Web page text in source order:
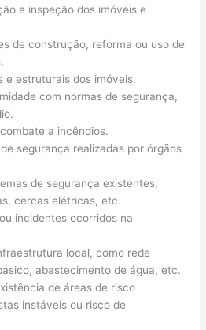
e inspeção dos imóveis e
de construção, reforma ou uso de
e estruturais dos imóveis.
com normas de segurança,
a incêndios.
segurança realizadas por órgãos
de segurança existentes,
cercas elétricas, etc.
incidentes ocorridos na
local, como rede
abastecimento de água, etc.
de áreas de risco
instáveis ou risco de